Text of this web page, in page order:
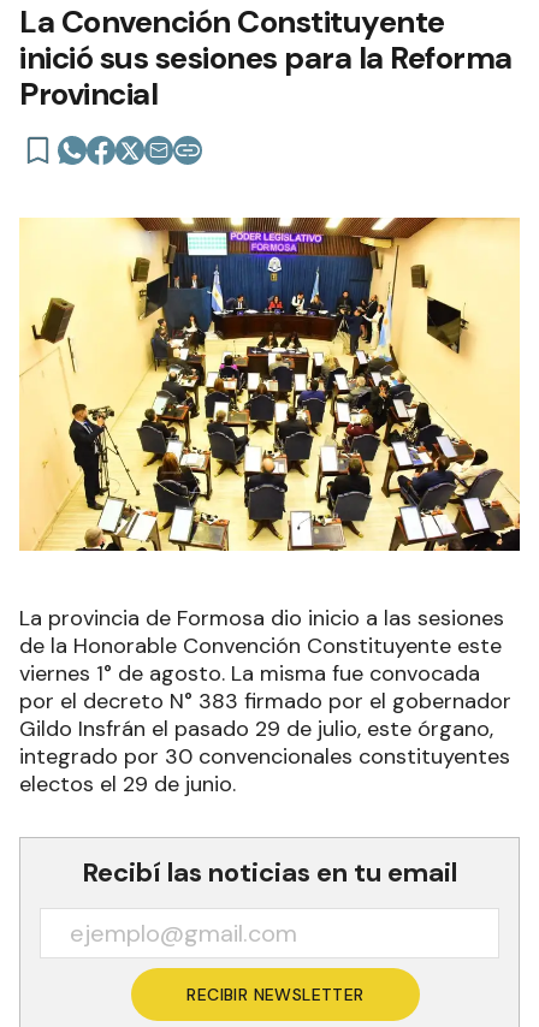
La Convención Constituyente
inició sus sesiones para la Reforma
Provincial
La provincia de Formosa dio inicio a las sesiones
de la Honorable Convención Constituyente este
viernes 1° de agosto. La misma fue convocada
por el decreto N° 383 firmado por el gobernador
Gildo Insfrán el pasado 29 de julio, este órgano,
integrado por 30 convencionales constituyentes
electos el 29 de junio.
Recibí las noticias en tu email
RECIBIR NEWSLETTER